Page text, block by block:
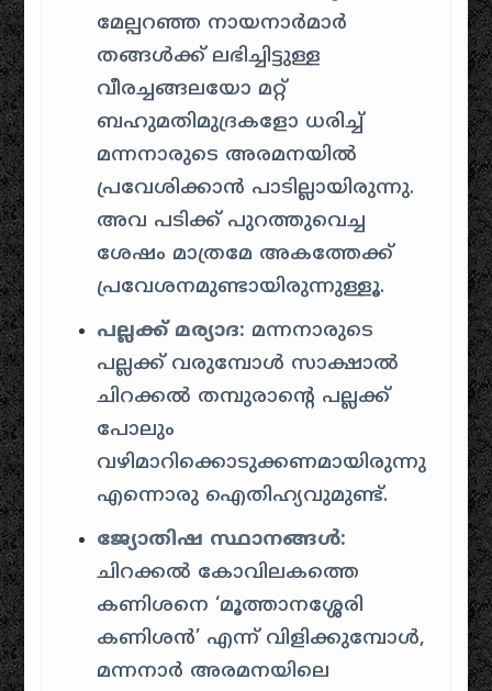
മേല്പറഞ്ഞ നായനാർമാർ
തങ്ങൾക്ക് ലഭിച്ചിട്ടുള്ള
വീരച്ചങ്ങലയോ മറ്റ്
ബഹുമതിമുദ്രകളോ ധരിച്ച്
മന്നനാരുടെ അരമനയിൽ
പ്രവേശിക്കാൻ പാടില്ലായിരുന്നു.
അവ പടിക്ക് പുറത്തുവെച്ച
ശേഷം മാത്രമേ അകത്തേക്ക്
പ്രവേശനമുണ്ടായിരുന്നുള്ളൂ.
പല്ലക്ക് മര്യാദ: മന്നനാരുടെ
പല്ലക്ക് വരുമ്പോൾ സാക്ഷാൽ
ചിറക്കൽ തമ്പുരാന്റെ പല്ലക്ക്
പോലും
വഴിമാറിക്കൊടുക്കണമായിരുന്നു
എന്നൊരു ഐതിഹ്യവുമുണ്ട്.
ജ്യോതിഷ സ്ഥാനങ്ങൾ:
ചിറക്കൽ കോവിലകത്തെ
കണിശനെ ‘മൂത്താനശ്ശേരി
കണിശൻ’ എന്ന് വിളിക്കുമ്പോൾ,
മന്നനാർ അരമനയിലെ